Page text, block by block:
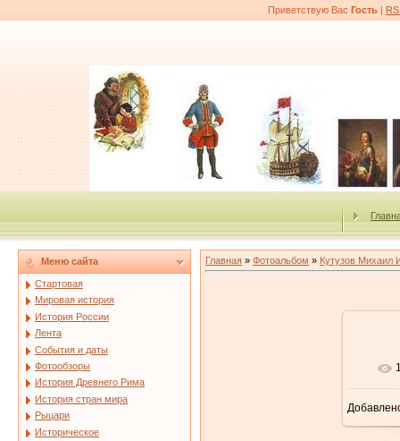
Приветствую Вас Гость |
Меню сайта
Стартовая
Мировая история
История России
Лента
События и даты
Фотообзоры
История Древнего Рима
История стран мира
Рыцари
Историческое
Главная » Фотоальбом » Кутузов Михаил